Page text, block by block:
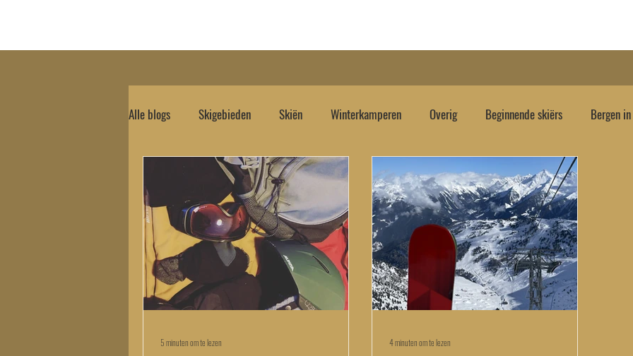
Alle blogs Skigebieden Skiën Winterkamperen Overig Beginnende skiërs Bergen
5 minuten om te lezen 4 minuten om te lezen